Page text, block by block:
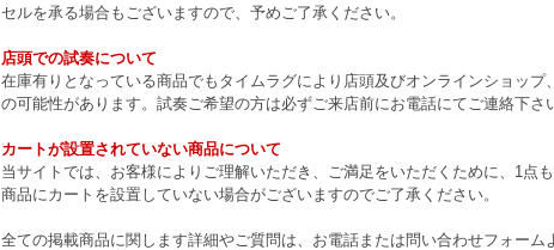
セルを承る場合もございますので、予めご了承ください。
店頭での試奏について
在庫有りとなっている商品でもタイムラグにより店頭及びオンラインショッ
の可能性があります。試奏ご希望の方は必ずご来店前にお電話にてご連絡下さ
カートが設置されていない商品について
当サイトでは、お客様によりご理解いただき、ご満足をいただくために、1点
商品にカートを設置していない場合がございますのでご了承ください。
全ての掲載商品に関します詳細やご質問は、お電話または問い合わせフォー